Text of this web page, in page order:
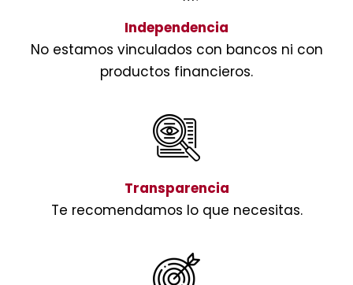
Independencia
No estamos vinculados con bancos ni con
productos financieros.
Transparencia
Te recomendamos lo que necesitas.